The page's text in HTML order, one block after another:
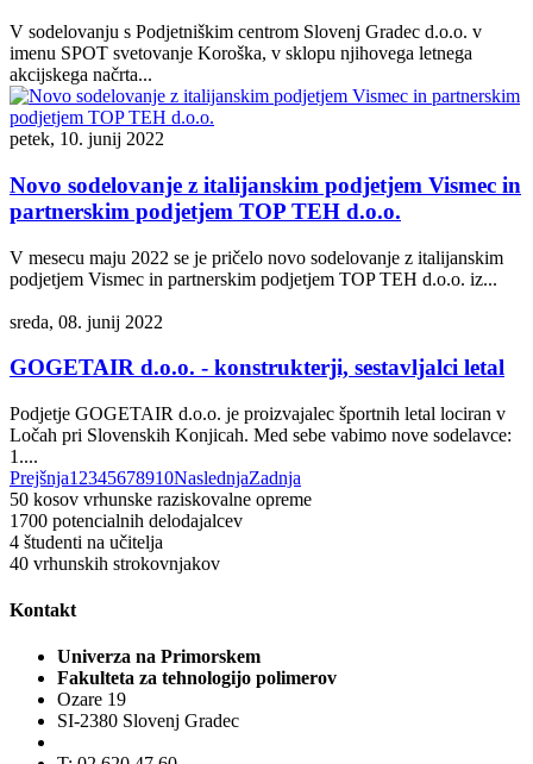
V sodelovanju s Podjetniškim centrom Slovenj Gradec d.o.o. v
imenu SPOT svetovanje Koroška, v sklopu njihovega letnega
akcijskega načrta...
petek, 10. junij 2022
Novo sodelovanje z italijanskim podjetjem Vismec in
partnerskim podjetjem TOP TEH d.o.o.
V mesecu maju 2022 se je pričelo novo sodelovanje z italijanskim
podjetjem Vismec in partnerskim podjetjem TOP TEH d.o.o. iz...
sreda, 08. junij 2022
GOGETAIR d.o.o. - konstrukterji, sestavljalci letal
Podjetje GOGETAIR d.o.o. je proizvajalec športnih letal lociran v
Ločah pri Slovenskih Konjicah. Med sebe vabimo nove sodelavce:
1....
Prejšnja1 2345678910NaslednjaZadnja
50 kosov vrhunske raziskovalne opreme
1700 potencialnih delodajalcev
4 študenti na učitelja
40 vrhunskih strokovnjakov
Kontakt
Univerza na Primorskem
Fakulteta za tehnologijo polimerov
Ozare 19
SI-2380 Slovenj Gradec